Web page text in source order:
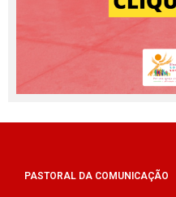
PASTORAL DA COMUNICAÇÃO